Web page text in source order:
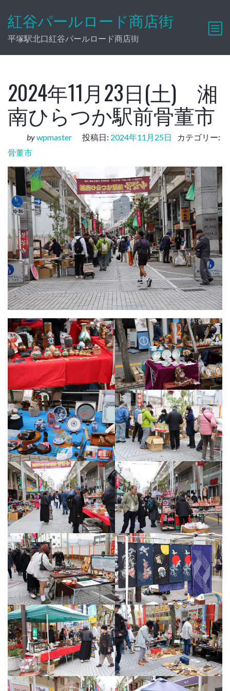
紅谷パールロード商店街
平塚駅北口紅谷パールロード商店街
2024年11月23日(土) 湘
南ひらつか駅前骨董市
bywpmaster 投稿日: 2024年11月25日
カテゴリー:
骨董市